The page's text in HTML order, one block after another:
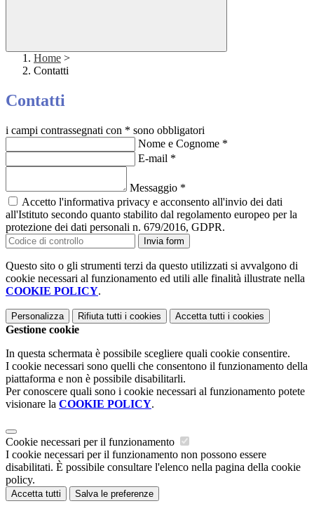
Home >
Contatti
Contatti
i campi contrassegnati con * sono obbligatori
Nome e Cognome *
E-mail *
Messaggio *
Accetto l'informativa privacy e acconsento all'invio dei dati
all'Istituto secondo quanto stabilito dal regolamento europeo per la
protezione dei dati personali n. 679/2016, GDPR.
Invia form
Questo sito o gli strumenti terzi da questo utilizzati si avvalgono di
cookie necessari al funzionamento ed utili alle finalità illustrate nella
COOKIE POLICY.
Personalizza Rifiuta tutti i cookies Accetta tutti i cookies
Gestione cookie
In questa schermata è possibile scegliere quali cookie consentire.
I cookie necessari sono quelli che consentono il funzionamento della
piattaforma e non è possibile disabilitarli.
Per conoscere quali sono i cookie necessari al funzionamento potete
visionare la COOKIE POLICY.
Cookie necessari per il funzionamento
I cookie necessari per il funzionamento non possono essere
disabilitati. È possibile consultare l'elenco nella pagina della cookie
policy.
Accetta tutti Salva le preferenze